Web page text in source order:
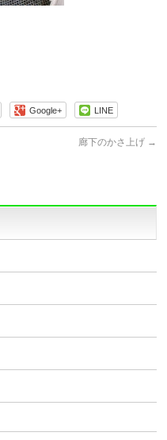
Google+ LINE
廊下のかさ上げ →